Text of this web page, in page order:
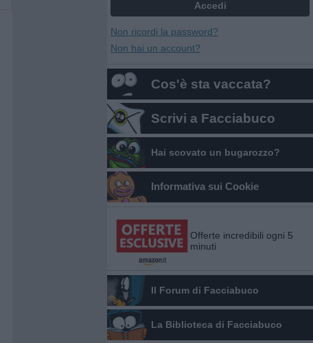
Non ricordi la password?
Non hai un account?
Cos'è sta vaccata?
Scrivi a Facciabuco
Hai scovato un bugarozzo?
Informativa sui Cookie
Offerte incredibili ogni 5
minuti
Il Forum di Facciabuco
La Biblioteca di Facciabuco